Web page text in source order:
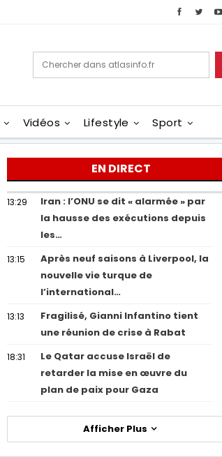
Vidéos Lifestyle Sport
EN DIRECT
13:29
Iran : l’ONU se dit « alarmée » par
la hausse des exécutions depuis
les…
13:15
Après neuf saisons à Liverpool, la
nouvelle vie turque de
l’international…
13:13
Fragilisé, Gianni Infantino tient
une réunion de crise à Rabat
18:31
Le Qatar accuse Israël de
retarder la mise en œuvre du
plan de paix pour Gaza
Afficher Plus